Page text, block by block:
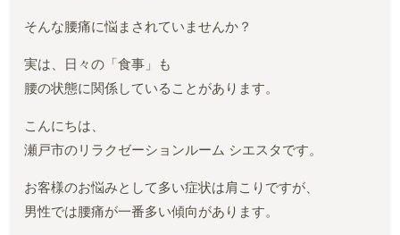
そんな腰痛に悩まされていませんか？
実は、日々の「食事」も
腰の状態に関係していることがあります。
こんにちは、
瀬戸市のリラクゼーションルーム シエスタです。
お客様のお悩みとして多い症状は肩こりですが、
男性では腰痛が一番多い傾向があります。